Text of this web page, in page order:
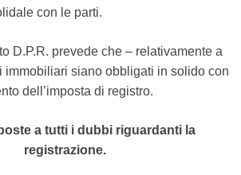
con le parti.
D.P.R. prevede che – relativamente a
immobiliari siano obbligati in solido con
dell’imposta di registro.
a tutti i dubbi riguardanti la
registrazione.